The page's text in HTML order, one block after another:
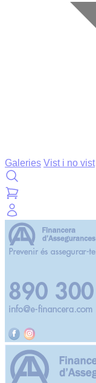
Galeries Vist i no vist